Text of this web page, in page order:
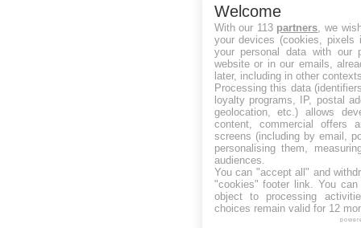
Welcome
With our 113 partners , we
your devices (cookies, pixels
your personal data with our
website or in our emails,
later, including in other
Processing this data
loyalty programs, IP, postal
geolocation, etc.) allows
content, commercial offers
screens (including by email,
personalising them,
audiences.
You can "accept all" and
"cookies" footer link . You
object to processing
choices remain valid for 12